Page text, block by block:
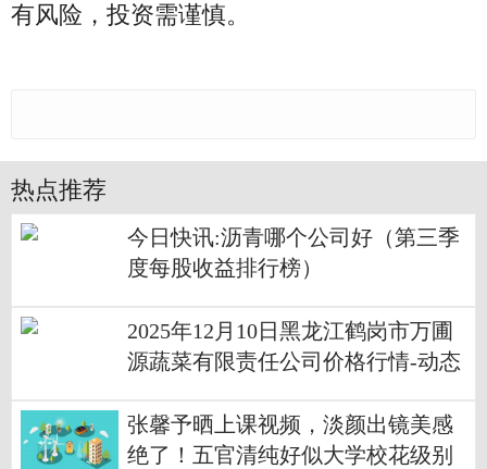
有风险，投资需谨慎。
热点推荐
今日快讯:沥青哪个公司好（第三季
度每股收益排行榜）
2025年12月10日黑龙江鹤岗市万圃
源蔬菜有限责任公司价格行情-动态
张馨予晒上课视频，淡颜出镜美感
绝了！五官清纯好似大学校花级别